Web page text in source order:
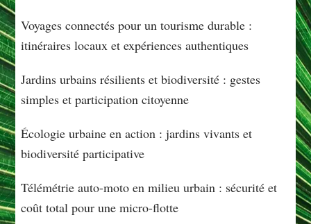
Voyages connectés pour un tourisme durable :
itinéraires locaux et expériences authentiques
Jardins urbains résilients et biodiversité : gestes
simples et participation citoyenne
Écologie urbaine en action : jardins vivants et
biodiversité participative
Télémétrie auto-moto en milieu urbain : sécurité et
coût total pour une micro-flotte